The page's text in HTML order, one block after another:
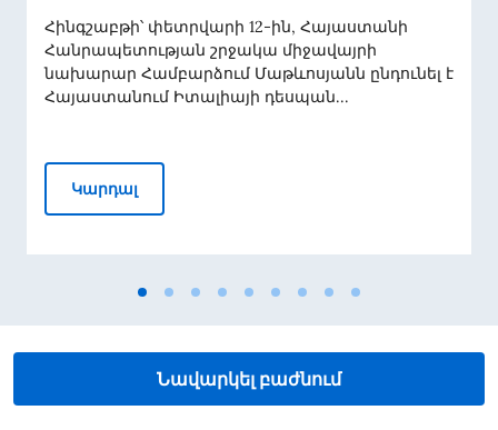
Հինգշաբթի՝ փետրվարի 12-ին, Հայաստանի
Հանրապետության շրջակա միջավայրի
նախարար Համբարձում Մաթևոսյանն ընդունել է
Հայաստանում Իտալիայի դեսպան...
ԿարդալԴեսպան Ալեսսանդրո Ֆերրանտիի
Նավարկել բաժնում